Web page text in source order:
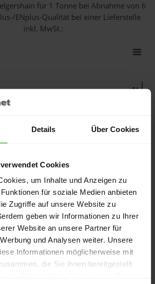
Details Über Cookies
Cookies
um Inhalte und Anzeigen zu
für soziale Medien anbieten
Zugriffe auf unsere Website zu
geben wir Informationen zu Ihrer
Website an unsere Partner für
und Analysen weiter. Unsere
Informationen möglicherweise mit
die Sie ihnen bereitgestellt
für 1 Tonne bei Abnahmevon 6
ENplus-Qualität bei einer Lieferstelle
inkl. MwSt.:
lose Ware Sackware
Januar
Mai
für Holzpellets in Deutschland
auf unsererPelletspreise-Seite
nachvollziehen.